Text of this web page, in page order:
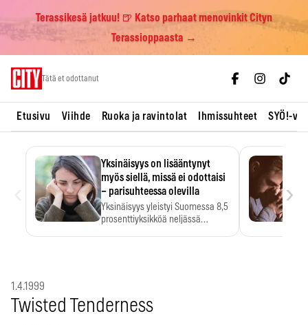
Terassikesä jatkuu! 🍺 Katso parhaat menovinkit Cityn
Terassioppaasta →
Tätä et odottanut
Etusivu Viihde Ruoka ja ravintolat Ihmissuhteet SYÖ!-
Yksinäisyys on lisääntynyt
myös siellä, missä ei odottaisi
– parisuhteessa olevilla
Yksinäisyys yleistyi Suomessa 8,5
prosenttiyksikköä neljässä
›
1.4.1999
Twisted Tenderness